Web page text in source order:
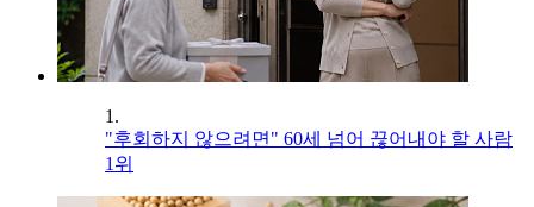
1.
"후회하지 않으려면" 60세 넘어 끊어내야 할 사람
1위